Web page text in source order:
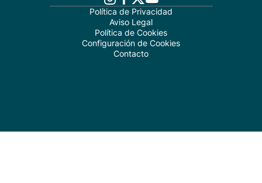
Política de Privacidad
Aviso Legal
Política de Cookies
Configuración de Cookies
Contacto